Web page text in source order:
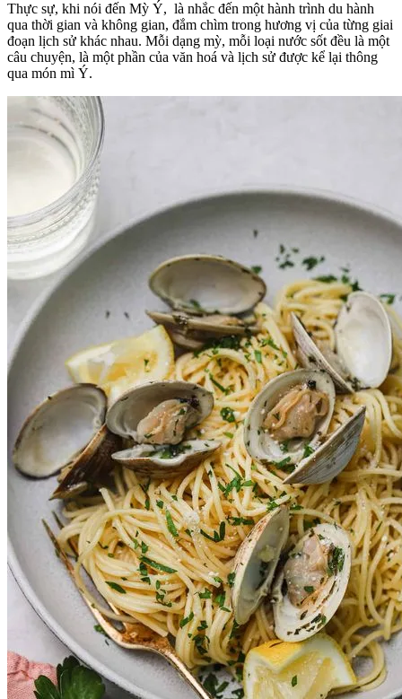
Thực sự, khi nói đến Mỳ Ý, là nhắc đến một hành trình du hành
qua thời gian và không gian, đắm chìm trong hương vị của từng giai
đoạn lịch sử khác nhau. Mỗi dạng mỳ, mỗi loại nước sốt đều là một
câu chuyện, là một phần của văn hoá và lịch sử được kể lại thông
qua món mì Ý.